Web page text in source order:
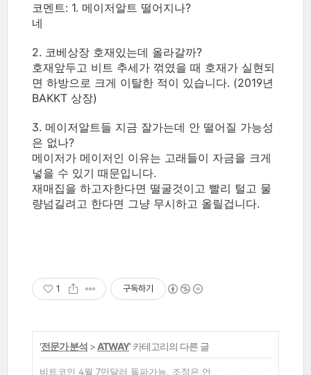
코멘트: 1. 메이저알트 떨어지나?
네
2. 코베상장 호재있는데 올라갈까?
호재앞두고 비트 추세가 꺾였을 때 호재가 실현되
면 하방으로 크게 이탈한 적이 있습니다. (2019년
BAKKT 상장)
3. 메이저알트들 지금 잘가는데 안 떨어질 가능성
은 없나?
메이저가 메이저인 이유는 고래들이 자금을 크게
넣을 수 있기 때문입니다.
재매집을 하고자한다면 떨굴것이고 빨리 털고 물
량넘길려고 한다면 그냥 무시하고 올릴겁니다.
1 구독하기
'전문가 분석 > ATWAY' 카테고리의 다른 글
비트코인 4월 7만달러 돌파가능, 조정은 언